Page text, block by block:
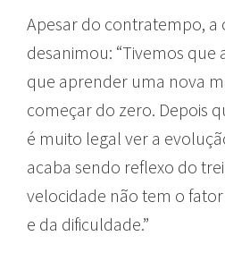
Apesar do contratempo, a
desanimou: “Tivemos
que aprender uma nova
começar do zero. Depois
é muito legal ver a
acaba sendo reflexo do
velocidade não tem o
e da dificuldade.”